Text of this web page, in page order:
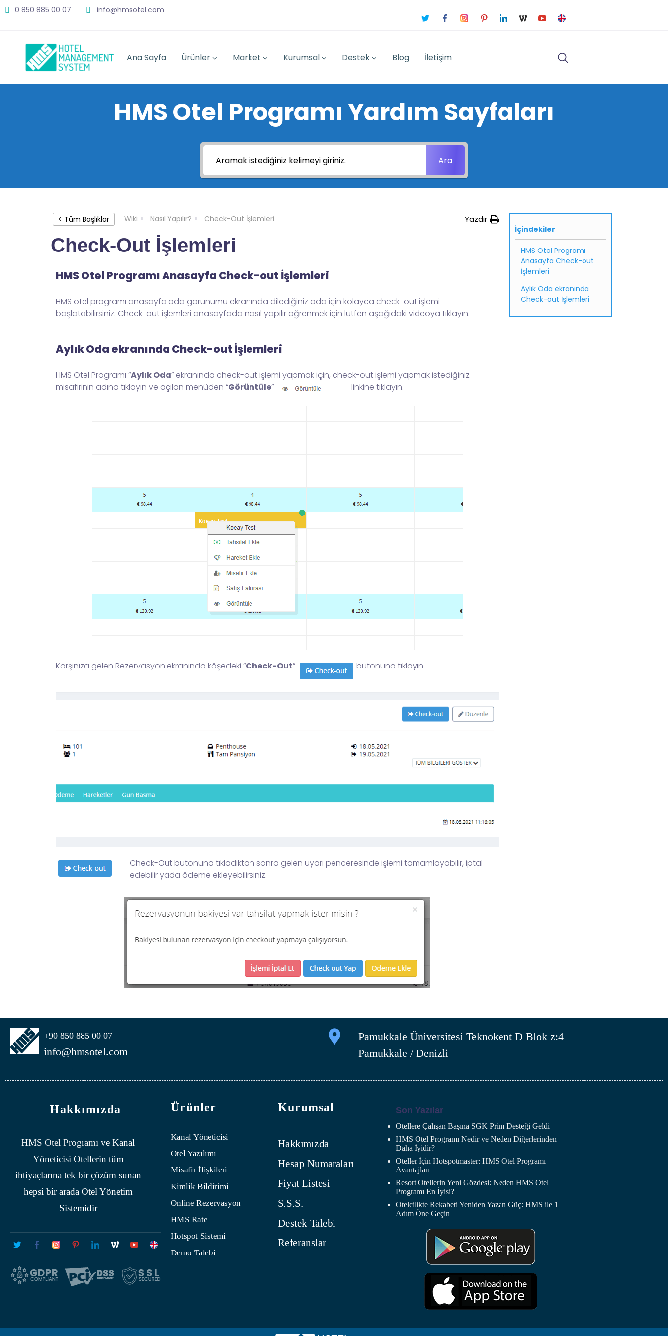
0 850 885 00 07 info@hmsotel.com
Ana Sayfa Ürünler Market Kurumsal Destek Blog İletişim
HMS Otel Programı Yardım Sayfaları
Ara
< Tüm Başlıklar Wiki Nasıl Yapılır? Check-Out İşlemleri Yazdır
Check-Out İşlemleri
HMS Otel Programı Anasayfa Check-out İşlemleri
HMS otel programı anasayfa oda görünümü ekranında dilediğiniz oda için kolayca check-out işlemi
başlatabilirsiniz. Check-out işlemleri anasayfada nasıl yapılır öğrenmek için lütfen aşağıdaki videoya tıklayın.
Aylık Oda ekranında Check-out İşlemleri
HMS Otel Programı “Aylık Oda” ekranında check-out işlemi yapmak için, check-out işlemi yapmak istediğiniz
misafirinin adına tıklayın ve açılan menüden “Görüntüle” linkine tıklayın.
Karşınıza gelen Rezervasyon ekranında köşedeki “Check-Out” butonuna tıklayın.
Check-Out butonuna tıkladıktan sonra gelen uyarı penceresinde işlemi tamamlayabilir, iptal
edebilir yada ödeme ekleyebilirsiniz.
İçindekiler
HMS Otel Programı
Anasayfa Check-out
İşlemleri
Aylık Oda ekranında
Check-out İşlemleri
+90 850 885 00 07
info@hmsotel.com
Pamukkale Üniversitesi Teknokent D Blok z:4
Pamukkale / Denizli
Hakkımızda
HMSOtel Programı ve Kanal
Yöneticisi Otellerin tüm
ihtiyaçlarına tek bir çözüm sunan
hepsi bir arada Otel Yönetim
Sistemidir
Ürünler
Kanal Yöneticisi
Otel Yazılımı
Misafir İlişkileri
Kimlik Bildirimi
Online Rezervasyon
HMS Rate
Hotspot Sistemi
Demo Talebi
Kurumsal
Hakkımızda
Hesap Numaraları
Fiyat Listesi
S.S.S.
Destek Talebi
Referanslar
Son Yazılar
Otellere Çalışan Başına SGK Prim Desteği Geldi
HMS Otel Programı Nedir ve Neden Diğerlerinden
Daha İyidir?
Oteller İçin Hotspotmaster: HMS Otel Programı
Avantajları
Resort Otellerin Yeni Gözdesi: Neden HMS Otel
Programı En İyisi?
Otelcilikte Rekabeti Yeniden Yazan Güç: HMS ile 1
Adım Öne Geçin